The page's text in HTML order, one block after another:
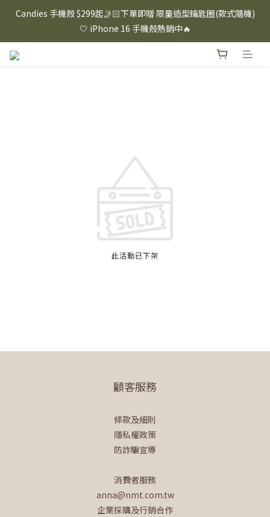
⸜ 8/1-8/31 ⸝  88購物節｜下單滿$1600折$100 / 滿$2200折$200 /
滿$3000折$300 (排除Hazuki及EspressoTokyo)
Candies 手機殼 $299起🤳🏻下單即贈 限量造型鑰匙圈(款式隨機)
🤍 iPhone 16 手機殼熱銷中🔥
⸜ 8/1-8/31 ⸝  88購物節｜下單滿$1600折$100 / 滿$2200折$200 /
此活動已下架
顧客服務
條款及細則
隱私權政策
防詐騙宣導
消費者服務
anna@nmt.com.tw
企業採購及行銷合作